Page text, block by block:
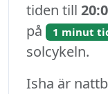
tiden till
på
1 minut
solcykeln.
Isha är